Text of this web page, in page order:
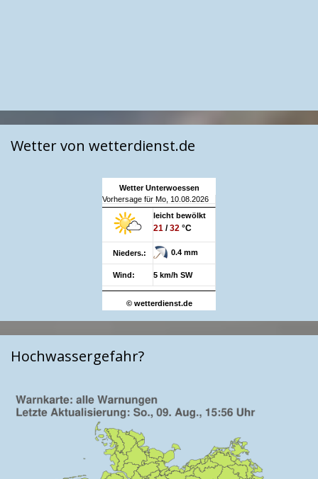
Wetter von wetterdienst.de
Wetter Unterwoessen
Vorhersage für Mo, 10.08.2026
leicht bewölkt
21 /32 °C
Nieders.: 0.4 mm
Wind: 5 km/h SW
© wetterdienst.de
Hochwassergefahr?